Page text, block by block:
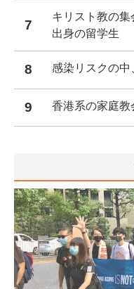
7
キリスト教の
出身の留学生
8 感染リスクの中
9 香港系の家庭教